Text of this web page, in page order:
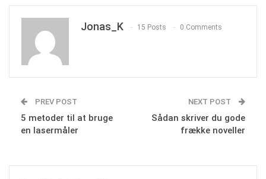
Jonas_K 15 Posts 0 Comments
PREV POST
5 metoder til at bruge
en lasermåler
NEXT POST
Sådan skriver du gode
frække noveller